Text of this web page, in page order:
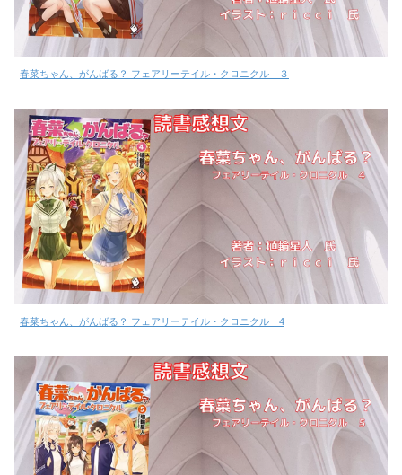
春菜ちゃん、がんばる？ フェアリーテイル・クロニクル ３
春菜ちゃん、がんばる？ フェアリーテイル・クロニクル 4